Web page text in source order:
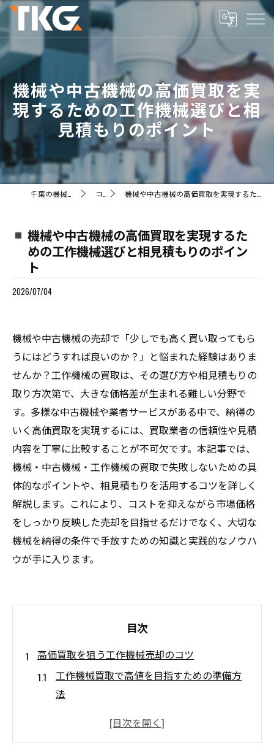
機械や中古機械の高価買取を実
現するための工作機械選びと相
見積もりのポイント
コラム 機械や中古機械の高価買取を実現するための工作機械選びと相見積もりのポイント
機械や中古機械の高価買取を実現するた
めの工作機械選びと相見積もりのポイン
ト
2026/07/04
機械や中古機械の売却で「少しでも高く買い取ってもら
うにはどうすれば良いのか？」と悩まれた経験はありま
せんか？工作機械の買取は、その選び方や相見積もりの
取り方次第で、大きな価格差が生まれる難しい分野で
す。多様な中古機械や業者サービスがある中で、納得の
いく高価買取を実現するには、買取業者の信頼性や見積
内容を丁寧に比較することが不可欠です。本記事では、
機械・中古機械・工作機械の買取で失敗しないための具
体的なポイントや、相見積もりを活用するコツを詳しく
解説します。これにより、コストを抑えながら市場価格
をしっかり反映した売却を目指せるだけでなく、大切な
機械を納得の条件で手放すための知識と実践的なノウハ
ウが手に入ります。
目次
高価買取を狙う工作機械売却のコツ
工作機械買取で高値を目指すための準備方
法
中古機械の状態評価と高価買取のポイント